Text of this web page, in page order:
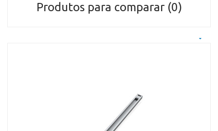
Produtos para comparar (0)